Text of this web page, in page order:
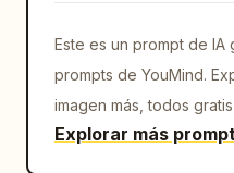
Este es un prompt de
prompts de YouMind.
imagen más, todos
Explorar más